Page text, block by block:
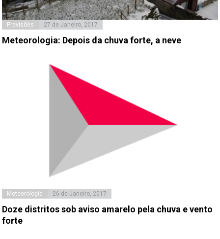
Previsões 27 de Janeiro, 2017
Meteorologia: Depois da chuva forte, a neve
Meteorologia 26 de Janeiro, 2017
Doze distritos sob aviso amarelo pela chuva e vento
forte